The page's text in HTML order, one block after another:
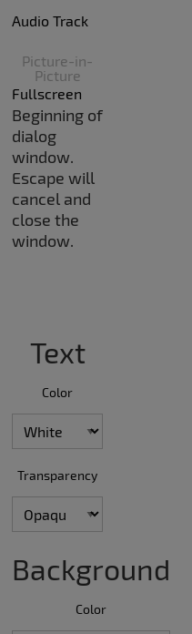
Audio Track
Picture-in-
Picture
Fullscreen
Beginning of
dialog
window.
Escape will
cancel and
close the
window.
Text
Color
Transparency
Background
Color